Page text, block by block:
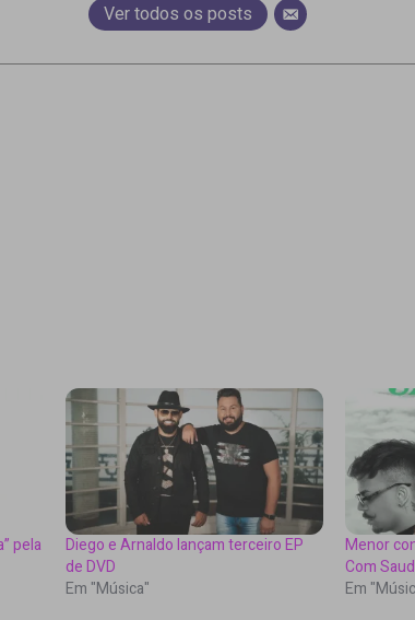
Ver todos os posts
pela
Diego e Arnaldo lançam terceiro EP
de DVD
Em "Música"
Menor
Com
Em